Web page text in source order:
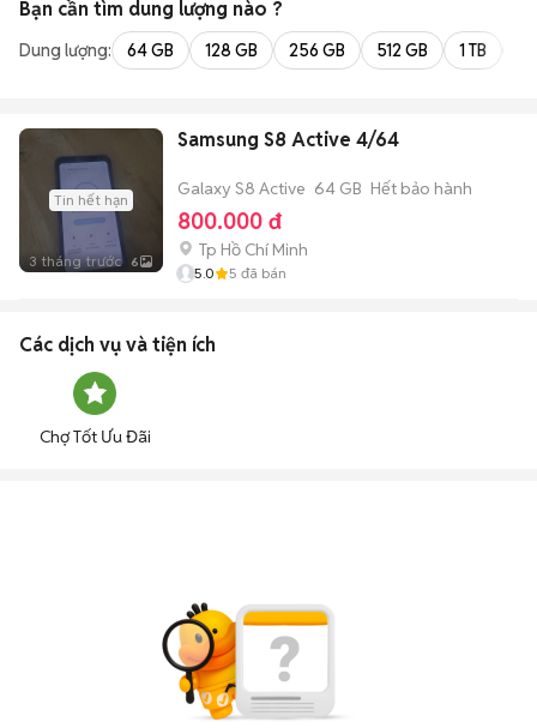
Bạn cần tìm dung lượng nào ?
Dung lượng: 64 GB 128 GB 256 GB 512 GB 1 TB
Tin hết hạn
3 tháng trước 6
Samsung S8 Active 4/64
Galaxy S8 Active 64 GB Hết bảo hành
800.000 đ
Tp Hồ Chí Minh
5.0 5 đã bán
Các dịch vụ và tiện ích
Chợ Tốt Ưu Đãi